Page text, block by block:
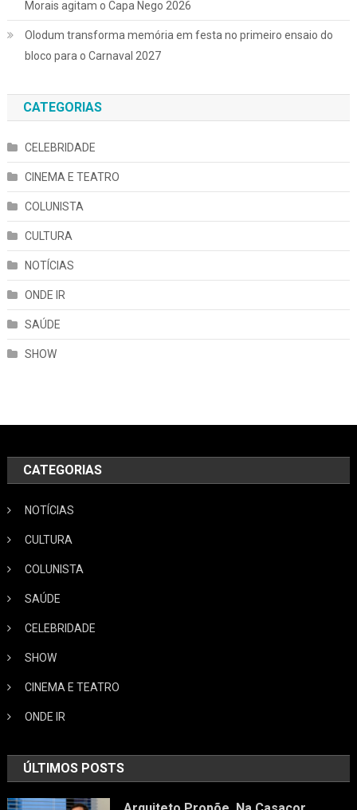
Morais agitam o Capa Nego 2026
Olodum transforma memória em festa no primeiro ensaio do
bloco para o Carnaval 2027
CATEGORIAS
CELEBRIDADE
CINEMA E TEATRO
COLUNISTA
CULTURA
NOTÍCIAS
ONDE IR
SAÚDE
SHOW
CATEGORIAS
NOTÍCIAS
CULTURA
COLUNISTA
SAÚDE
CELEBRIDADE
SHOW
CINEMA E TEATRO
ONDE IR
ÚLTIMOS POSTS